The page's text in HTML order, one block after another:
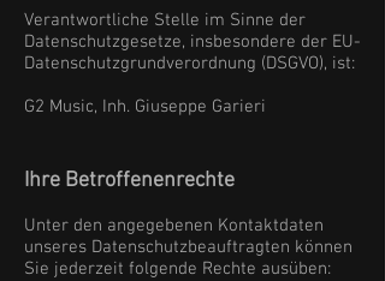
Verantwortliche Stelle im Sinne der
Datenschutzgesetze, insbesondere der EU-
Datenschutzgrundverordnung (DSGVO), ist:
G2 Music, Inh. Giuseppe Garieri
Ihre Betroffenenrechte
Unter den angegebenen Kontaktdaten
unseres Datenschutzbeauftragten können
Sie jederzeit folgende Rechte ausüben: